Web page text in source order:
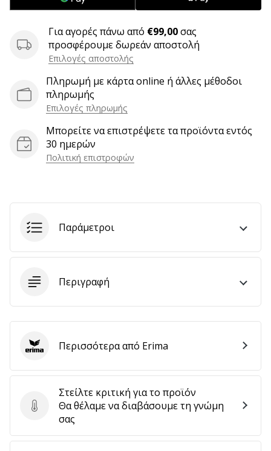
Facebook
φόρουμ
συζητήσεων;
Αφήστε
να
έσοδα.
…
των
Για αγορές πάνω από €99,00σας
προσφέρουμε δωρεάν αποστολή
Επιλογές αποστολής
Πληρωμή με κάρτα online ή άλλες μέθοδοι
πληρωμής
Επιλογές πληρωμής
Μπορείτε να επιστρέψετε τα προϊόντα εντός
30 ημερών
Πολιτική επιστροφών
Παράμετροι
Περιγραφή
Στείλτε κριτική για το προϊόν
Στείλτε κριτική για το προϊόν
Θα θέλαμε να διαβάσουμε τη γνώμη
σας
ErimaΠερισσότερα από Erima